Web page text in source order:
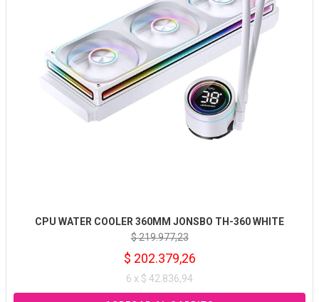
CPU WATER COOLER 360MM JONSBO TH-360 WHITE
$ 219.977,23
$ 202.379,26
6 x $ 42.836,94